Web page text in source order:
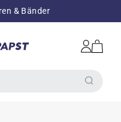
& Bänder
Einloggen
Warenkorb